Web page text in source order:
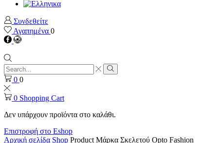
Συνδεθείτε
Αγαπημένα 0
Facebook
instagram
Search
input
Search
0 0
0 Shopping Cart
Δεν υπάρχουν προϊόντα στο καλάθι.
Επιστροφή στο Eshop
Αρχική σελίδα Shop Product Μάρκα Σκελετού Opto Fashion